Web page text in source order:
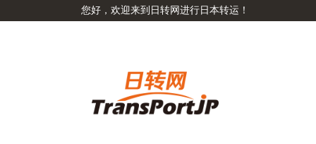
您好，欢迎来到日转网进行日本转运！